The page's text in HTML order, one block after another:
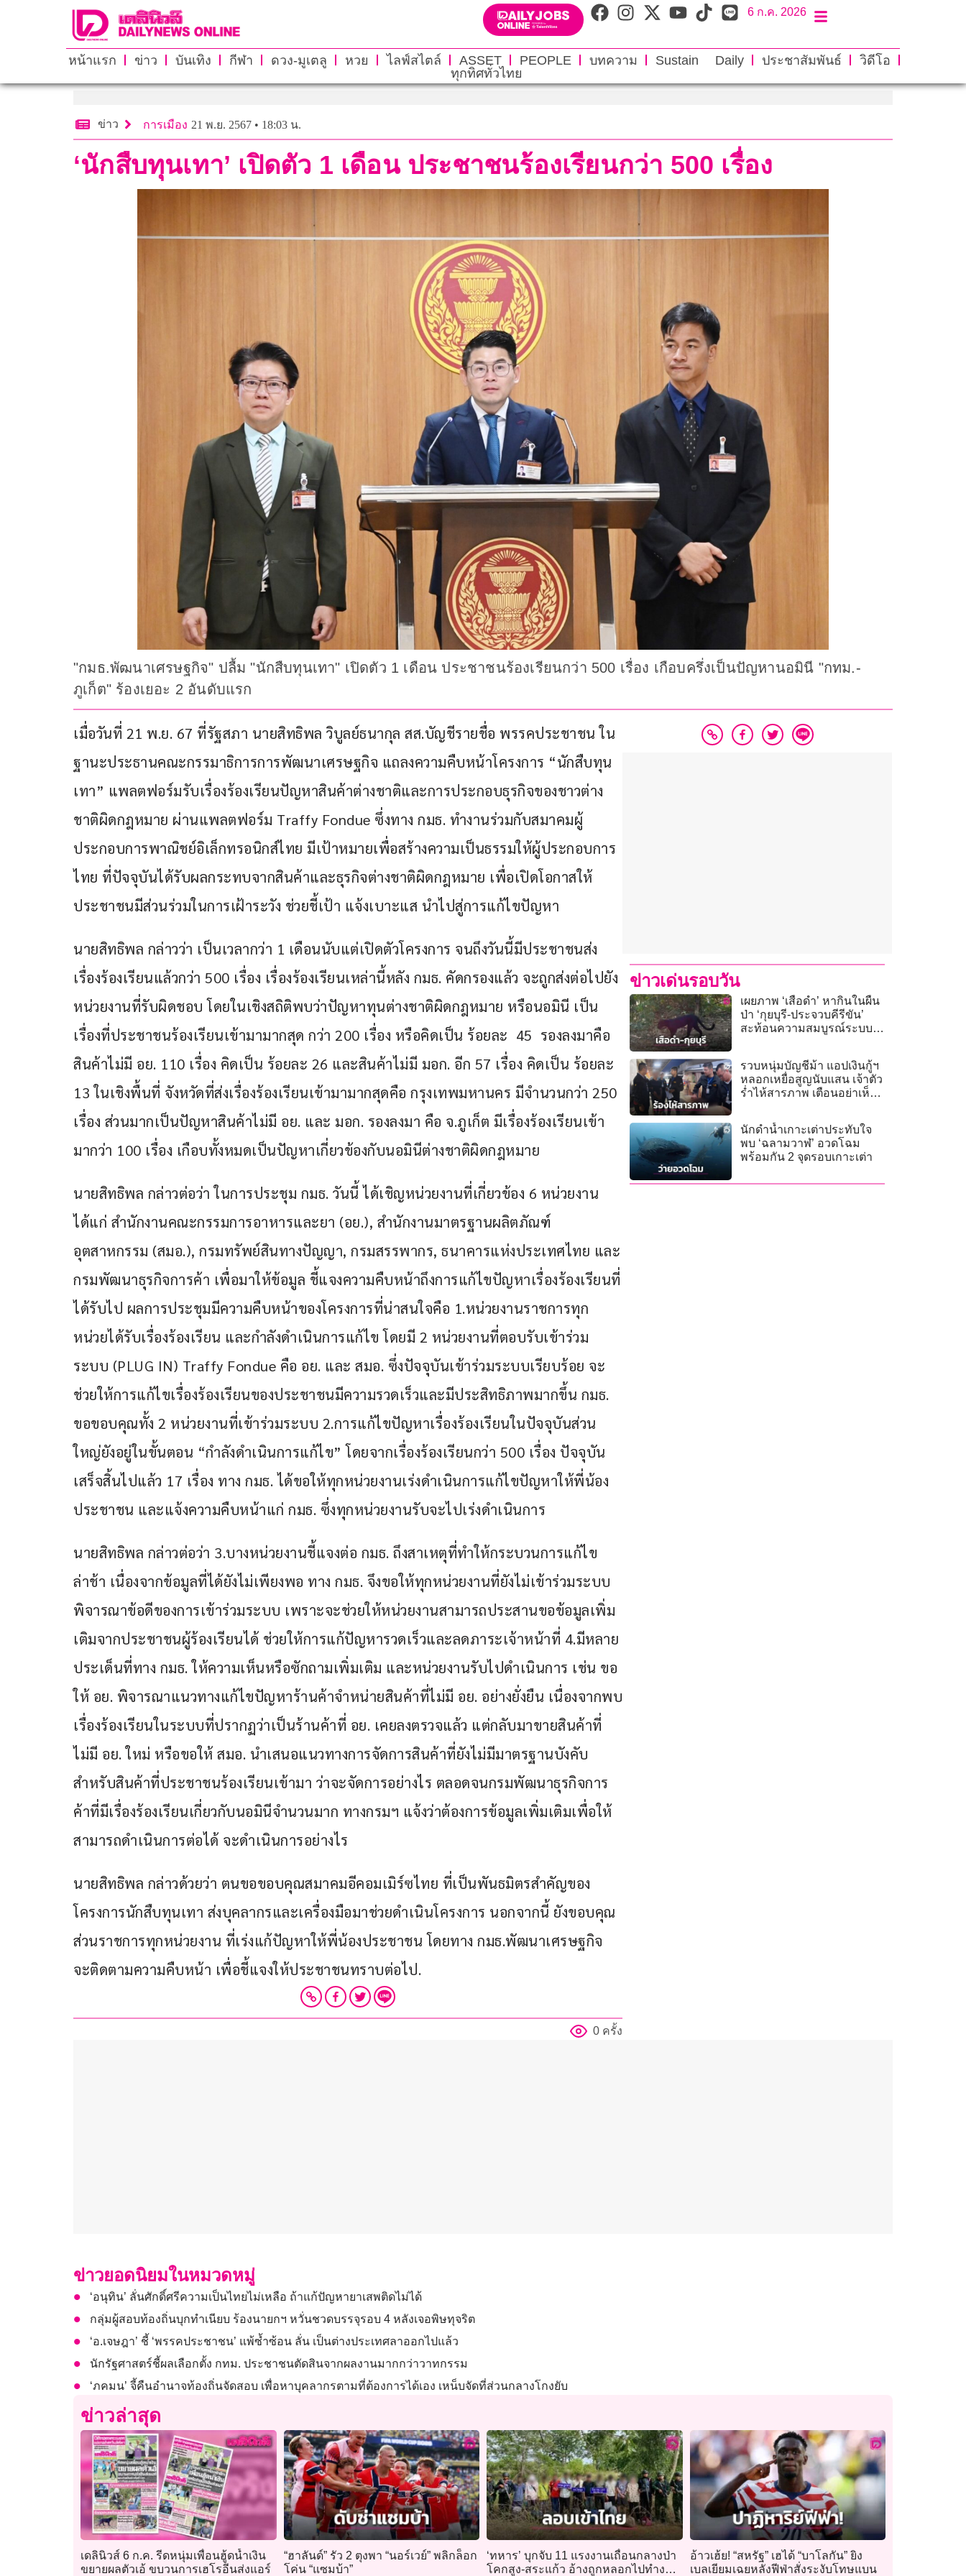
6 ก.ค. 2026
หน้าแรก ข่าว บันเทิง กีฬา ดวง-มูเตลู หวย ไลฟ์สไตล์ ASSET PEOPLE บทความ Sustain Daily ประชาสัมพันธ์
วิดีโอ
ทุกทิศทั่วไทย
ข่าว การเมือง 21 พ.ย. 2567 • 18:03 น.
‘นักสืบทุนเทา’ เปิดตัว 1 เดือน ประชาชนร้องเรียนกว่า 500 เรื่อง
"กมธ.พัฒนาเศรษฐกิจ" ปลื้ม "นักสืบทุนเทา" เปิดตัว 1 เดือน ประชาชนร้องเรียนกว่า 500 เรื่อง เกือบครึ่งเป็นปัญหานอมินี "กทม.-
ภูเก็ต" ร้องเยอะ 2 อันดับแรก
เมื่อวันที่ 21 พ.ย. 67 ที่รัฐสภา นายสิทธิพล วิบูลย์ธนากุล สส.บัญชีรายชื่อ พรรคประชาชน ใน
ฐานะประธานคณะกรรมาธิการการพัฒนาเศรษฐกิจ แถลงความคืบหน้าโครงการ “นักสืบทุน
เทา” แพลตฟอร์มรับเรื่องร้องเรียนปัญหาสินค้าต่างชาติและการประกอบธุรกิจของชาวต่าง
ชาติผิดกฎหมาย ผ่านแพลตฟอร์ม Traffy Fondue ซึ่งทาง กมธ. ทำงานร่วมกับสมาคมผู้
ประกอบการพาณิชย์อิเล็กทรอนิกส์ไทย มีเป้าหมายเพื่อสร้างความเป็นธรรมให้ผู้ประกอบการ
ไทย ที่ปัจจุบันได้รับผลกระทบจากสินค้าและธุรกิจต่างชาติผิดกฎหมาย เพื่อเปิดโอกาสให้
ประชาชนมีส่วนร่วมในการเฝ้าระวัง ช่วยชี้เป้า แจ้งเบาะแส นำไปสู่การแก้ไขปัญหา
นายสิทธิพล กล่าวว่า เป็นเวลากว่า 1 เดือนนับแต่เปิดตัวโครงการ จนถึงวันนี้มีประชาชนส่ง
เรื่องร้องเรียนแล้วกว่า 500 เรื่อง เรื่องร้องเรียนเหล่านี้หลัง กมธ. คัดกรองแล้ว จะถูกส่งต่อไปยัง
หน่วยงานที่รับผิดชอบ โดยในเชิงสถิติพบว่าปัญหาทุนต่างชาติผิดกฎหมาย หรือนอมินี เป็น
เรื่องที่ประชาชนร้องเรียนเข้ามามากสุด กว่า 200 เรื่อง หรือคิดเป็น ร้อยละ  45  รองลงมาคือ
สินค้าไม่มี อย. 110 เรื่อง คิดเป็น ร้อยละ 26 และสินค้าไม่มี มอก. อีก 57 เรื่อง คิดเป็น ร้อยละ
13 ในเชิงพื้นที่ จังหวัดที่ส่งเรื่องร้องเรียนเข้ามามากสุดคือ กรุงเทพมหานคร มีจำนวนกว่า 250
เรื่อง ส่วนมากเป็นปัญหาสินค้าไม่มี อย. และ มอก. รองลงมา คือ จ.ภูเก็ต มีเรื่องร้องเรียนเข้า
มากว่า 100 เรื่อง เกือบทั้งหมดเป็นปัญหาเกี่ยวข้องกับนอมินีต่างชาติผิดกฎหมาย
นายสิทธิพล กล่าวต่อว่า ในการประชุม กมธ. วันนี้ ได้เชิญหน่วยงานที่เกี่ยวข้อง 6 หน่วยงาน
ได้แก่ สำนักงานคณะกรรมการอาหารและยา (อย.), สำนักงานมาตรฐานผลิตภัณฑ์
อุตสาหกรรม (สมอ.), กรมทรัพย์สินทางปัญญา, กรมสรรพากร, ธนาคารแห่งประเทศไทย และ
กรมพัฒนาธุรกิจการค้า เพื่อมาให้ข้อมูล ชี้แจงความคืบหน้าถึงการแก้ไขปัญหาเรื่องร้องเรียนที่
ได้รับไป ผลการประชุมมีความคืบหน้าของโครงการที่น่าสนใจคือ 1.หน่วยงานราชการทุก
หน่วยได้รับเรื่องร้องเรียน และกำลังดำเนินการแก้ไข โดยมี 2 หน่วยงานที่ตอบรับเข้าร่วม
ระบบ (PLUG IN) Traffy Fondue คือ อย. และ สมอ. ซึ่งปัจจุบันเข้าร่วมระบบเรียบร้อย จะ
ช่วยให้การแก้ไขเรื่องร้องเรียนของประชาชนมีความรวดเร็วและมีประสิทธิภาพมากขึ้น กมธ.
ขอขอบคุณทั้ง 2 หน่วยงานที่เข้าร่วมระบบ 2.การแก้ไขปัญหาเรื่องร้องเรียนในปัจจุบันส่วน
ใหญ่ยังอยู่ในขั้นตอน “กำลังดำเนินการแก้ไข” โดยจากเรื่องร้องเรียนกว่า 500 เรื่อง ปัจจุบัน
เสร็จสิ้นไปแล้ว 17 เรื่อง ทาง กมธ. ได้ขอให้ทุกหน่วยงานเร่งดำเนินการแก้ไขปัญหาให้พี่น้อง
ประชาชน และแจ้งความคืบหน้าแก่ กมธ. ซึ่งทุกหน่วยงานรับจะไปเร่งดำเนินการ
นายสิทธิพล กล่าวต่อว่า 3.บางหน่วยงานชี้แจงต่อ กมธ. ถึงสาเหตุที่ทำให้กระบวนการแก้ไข
ล่าช้า เนื่องจากข้อมูลที่ได้ยังไม่เพียงพอ ทาง กมธ. จึงขอให้ทุกหน่วยงานที่ยังไม่เข้าร่วมระบบ
พิจารณาข้อดีของการเข้าร่วมระบบ เพราะจะช่วยให้หน่วยงานสามารถประสานขอข้อมูลเพิ่ม
เติมจากประชาชนผู้ร้องเรียนได้ ช่วยให้การแก้ปัญหารวดเร็วและลดภาระเจ้าหน้าที่ 4.มีหลาย
ประเด็นที่ทาง กมธ. ให้ความเห็นหรือซักถามเพิ่มเติม และหน่วยงานรับไปดำเนินการ เช่น ขอ
ให้ อย. พิจารณาแนวทางแก้ไขปัญหาร้านค้าจำหน่ายสินค้าที่ไม่มี อย. อย่างยั่งยืน เนื่องจากพบ
เรื่องร้องเรียนในระบบที่ปรากฏว่าเป็นร้านค้าที่ อย. เคยลงตรวจแล้ว แต่กลับมาขายสินค้าที่
ไม่มี อย. ใหม่ หรือขอให้ สมอ. นำเสนอแนวทางการจัดการสินค้าที่ยังไม่มีมาตรฐานบังคับ
สำหรับสินค้าที่ประชาชนร้องเรียนเข้ามา ว่าจะจัดการอย่างไร ตลอดจนกรมพัฒนาธุรกิจการ
ค้าที่มีเรื่องร้องเรียนเกี่ยวกับนอมินีจำนวนมาก ทางกรมฯ แจ้งว่าต้องการข้อมูลเพิ่มเติมเพื่อให้
สามารถดำเนินการต่อได้ จะดำเนินการอย่างไร
นายสิทธิพล กล่าวด้วยว่า ตนขอขอบคุณสมาคมอีคอมเมิร์ซไทย ที่เป็นพันธมิตรสำคัญของ
โครงการนักสืบทุนเทา ส่งบุคลากรและเครื่องมือมาช่วยดำเนินโครงการ นอกจากนี้ ยังขอบคุณ
ส่วนราชการทุกหน่วยงาน ที่เร่งแก้ปัญหาให้พี่น้องประชาชน โดยทาง กมธ.พัฒนาเศรษฐกิจ
จะติดตามความคืบหน้า เพื่อชี้แจงให้ประชาชนทราบต่อไป.
0 ครั้ง
ข่าวเด่นรอบวัน
เผยภาพ ‘เสือดำ’ หากินในผืน
ป่า ‘กุยบุรี-ประจวบคีรีขัน’
สะท้อนความสมบูรณ์ระบบ
รวบหนุ่มบัญชีม้า แอปเงินกู้ฯ
หลอกเหยื่อสูญนับแสน เจ้าตัว
ร่ำไห้สารภาพ เตือนอย่าเห็น
นักดำน้ำเกาะเต่าประทับใจ
พบ ‘ฉลามวาฬ’ อวดโฉม
พร้อมกัน 2 จุดรอบเกาะเต่า
ข่าวยอดนิยมในหมวดหมู่
‘อนุทิน’ ลั่นศักดิ์ศรีความเป็นไทยไม่เหลือ ถ้าแก้ปัญหายาเสพติดไม่ได้
กลุ่มผู้สอบท้องถิ่นบุกทำเนียบ ร้องนายกฯ หวั่นชวดบรรจุรอบ 4 หลังเจอพิษทุจริต
‘อ.เจษฎา’ ชี้ ‘พรรคประชาชน’ แพ้ซ้ำซ้อน ลั่น เป็นต่างประเทศลาออกไปแล้ว
นักรัฐศาสตร์ชี้ผลเลือกตั้ง กทม. ประชาชนตัดสินจากผลงานมากกว่าวาทกรรม
‘ภคมน’ จี้คืนอำนาจท้องถิ่นจัดสอบ เพื่อหาบุคลากรตามที่ต้องการได้เอง เหน็บจัดที่ส่วนกลางโกงยับ
ข่าวล่าสุด
เดลินิวส์ 6 ก.ค. รีดหนุ่มเพื่อนฮู้ดน้ำเงิน
ขยายผลตัวเอ้ ขบวนการเฮโรอีนส่งแอร์
“ฮาลันด์” รัว 2 ตุงพา “นอร์เวย์” พลิกล็อก
โค่น “แซมบ้า”
‘ทหาร’ บุกจับ 11 แรงงานเถื่อนกลางป่า
โคกสูง-สระแก้ว อ้างถูกหลอกไปทำงาน
อ้าวเฮ้ย! “สหรัฐ” เฮได้ “บาโลกัน” ยิง
เบลเยียมเฉยหลังฟีฟ่าสั่งระงับโทษแบน